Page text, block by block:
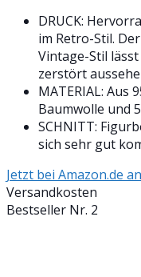
DRUCK:
im Retro-Stil.
Vintage-Stil
zerstört
MATERIAL: Aus
Baumwolle und
SCHNITT:
sich sehr gut
Jetzt bei Amazon.de
Versandkosten
Bestseller Nr. 2